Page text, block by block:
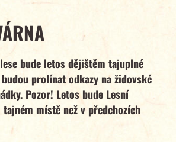
bude letos dějištěm tajuplné
prolínat odkazy na židovské
Pozor! Letos bude Lesní
místě než v předchozích